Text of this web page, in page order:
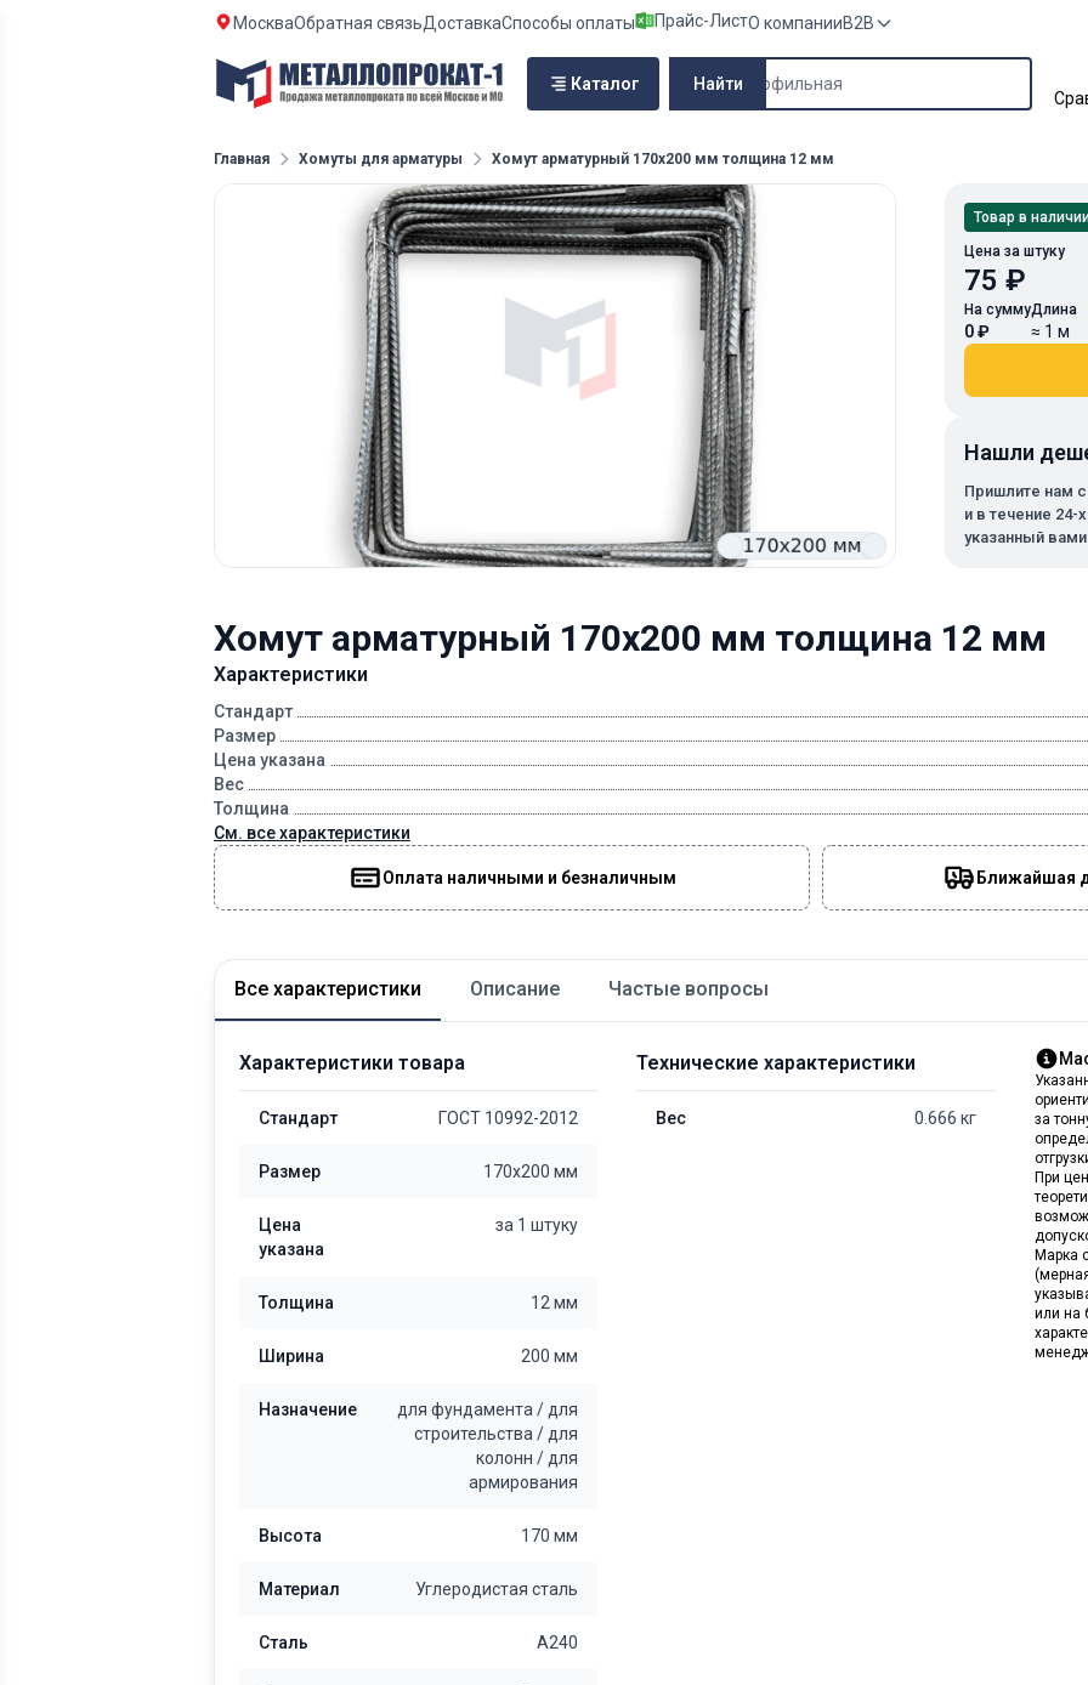
МоскваОбратная связьДоставкаСпособы оплаты Прайс-ЛистО компанииB2B
Каталог Найти
Главная Хомуты для арматуры Хомут арматурный 170х200 мм толщина 12 мм
Хомут арматурный 170х200 мм толщина 12 мм
Характеристики
Стандарт
Размер
Цена указана
Вес
Толщина
См. все характеристики
Оплата наличными и безналичным Ближайшая
Товар в
Цена за штуку
75 ₽
На сумму
0 ₽
Длина
≈ 1 м
Нашли
Пришлите нам
и в течение 24-
указанный
Все характеристики Описание Частые вопросы
Характеристики товара
Стандарт ГОСТ 10992-2012
Размер 170x200 мм
Цена
указана
за 1 штуку
Толщина 12 мм
Ширина 200 мм
Назначение для фундамента / для
строительства / для
колонн / для
армирования
Высота 170 мм
Материал Углеродистая сталь
Сталь А240
Технические характеристики
Вес 0.666 кг
за
При
Марка
или на